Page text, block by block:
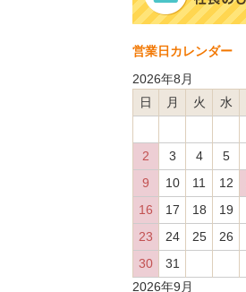
営業日カレンダー
2026年8月
日
月 火 水
2
3 4 5
9
10 11 12
16
17 18 19
23
24 25 26
30
31
2026年9月